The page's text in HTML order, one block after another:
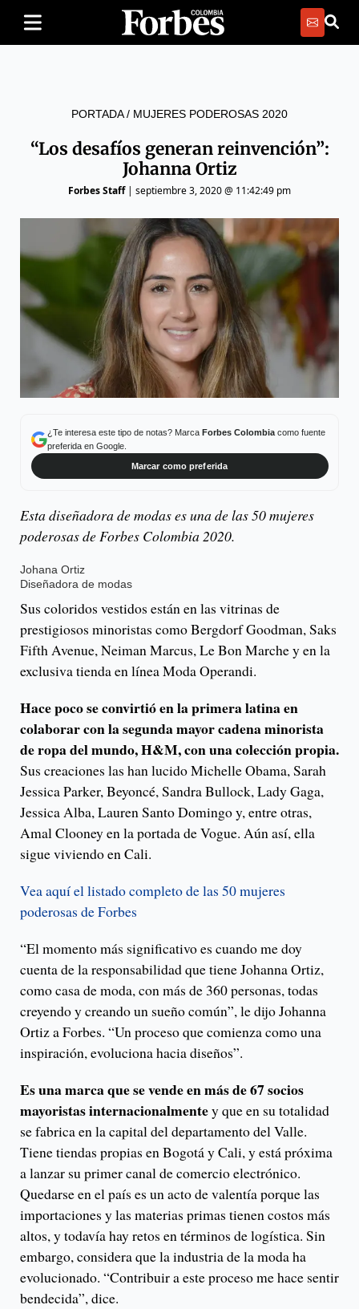
PORTADA/ MUJERES PODEROSAS 2020
“Los desafíos generan reinvención”:
Johanna Ortiz
Forbes Staff| septiembre 3, 2020 @ 11:42:49 pm
¿Te interesa este tipo de notas? Marca Forbes Colombiacomo fuente
preferida en Google.
Marcar como preferida
Esta diseñadora de modas es una de las 50 mujeres
poderosas de Forbes Colombia 2020.
Johana Ortiz
Diseñadora de modas
Sus coloridos vestidos están en las vitrinas de
prestigiosos minoristas como Bergdorf Goodman, Saks
Fifth Avenue, Neiman Marcus, Le Bon Marche y en la
exclusiva tienda en línea Moda Operandi.
Hace poco se convirtió en la primera latina en
colaborar con la segunda mayor cadena minorista
de ropa del mundo, H&M, con una colección propia.
Sus creaciones las han lucido Michelle Obama, Sarah
Jessica Parker, Beyoncé, Sandra Bullock, Lady Gaga,
Jessica Alba, Lauren Santo Domingo y, entre otras,
Amal Clooney en la portada de Vogue. Aún así, ella
sigue viviendo en Cali.
Vea aquí el listado completo de las 50 mujeres
poderosas de Forbes
“El momento más significativo es cuando me doy
cuenta de la responsabilidad que tiene Johanna Ortiz,
como casa de moda, con más de 360 personas, todas
creyendo y creando un sueño común”, le dijo Johanna
Ortiz a Forbes. “Un proceso que comienza como una
inspiración, evoluciona hacia diseños”.
Es una marca que se vende en más de 67 socios
mayoristas internacionalmentey que en su totalidad
se fabrica en la capital del departamento del Valle.
Tiene tiendas propias en Bogotá y Cali, y está próxima
a lanzar su primer canal de comercio electrónico.
Quedarse en el país es un acto de valentía porque las
importaciones y las materias primas tienen costos más
altos, y todavía hay retos en términos de logística. Sin
embargo, considera que la industria de la moda ha
evolucionado. “Contribuir a este proceso me hace sentir
bendecida”, dice.